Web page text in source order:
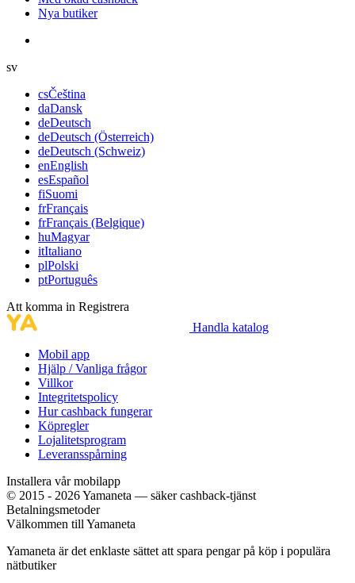
Nya butiker
sv
csČeština
daDansk
deDeutsch
deDeutsch (Österreich)
deDeutsch (Schweiz)
enEnglish
esEspañol
fiSuomi
frFrançais
frFrançais (Belgique)
huMagyar
itItaliano
plPolski
ptPortuguês
Att komma in Registrera
Handla katalog
Mobil app
Hjälp / Vanliga frågor
Villkor
Integritetspolicy
Hur cashback fungerar
Köpregler
Lojalitetsprogram
Leveransspårning
Installera vår mobilapp
© 2015 - 2026 Yamaneta — säker cashback-tjänst
Betalningsmetoder
Välkommen till Yamaneta
Yamaneta är det enklaste sättet att spara pengar på köp i populära
nätbutiker